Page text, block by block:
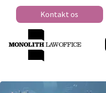
Kontakt os